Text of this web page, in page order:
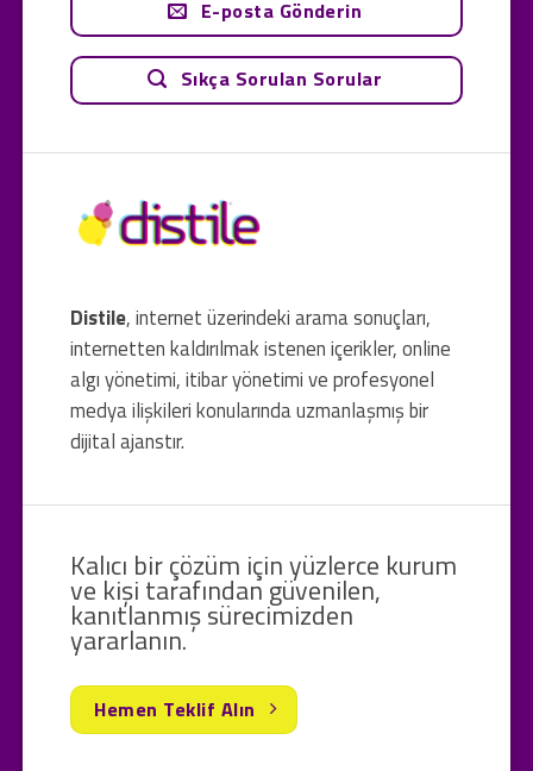
Distile, internet üzerindeki arama sonuçları,
internetten kaldırılmak istenen içerikler, online
algı yönetimi, itibar yönetimi ve profesyonel
medya ilişkileri konularında uzmanlaşmış bir
dijital ajanstır.
E-posta Gönderin
Sıkça Sorulan Sorular
Kalıcı bir çözüm için yüzlerce kurum
ve kişi tarafından güvenilen,
kanıtlanmış sürecimizden
yararlanın.
Hemen Teklif Alın